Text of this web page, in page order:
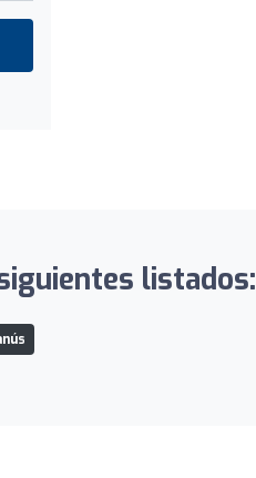
listados: